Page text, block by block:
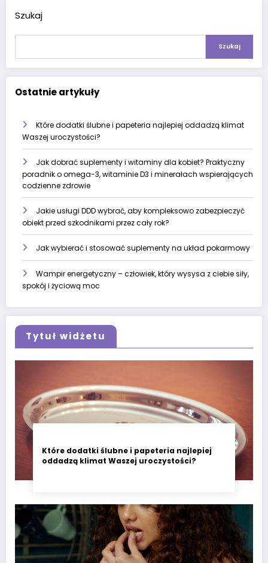
Szukaj
Szukaj
Ostatnie artykuły
Które dodatki ślubne i papeteria najlepiej oddadzą klimat
Waszej uroczystości?
Jak dobrać suplementy i witaminy dla kobiet? Praktyczny
poradnik o omega-3, witaminie D3 i minerałach wspierających
codzienne zdrowie
Jakie usługi DDD wybrać, aby kompleksowo zabezpieczyć
obiekt przed szkodnikami przez cały rok?
Jak wybierać i stosować suplementy na układ pokarmowy
Wampir energetyczny – człowiek, który wysysa z ciebie siły,
spokój i życiową moc
Tytuł widżetu
Które dodatki ślubne i papeteria najlepiej
oddadzą klimat Waszej uroczystości?